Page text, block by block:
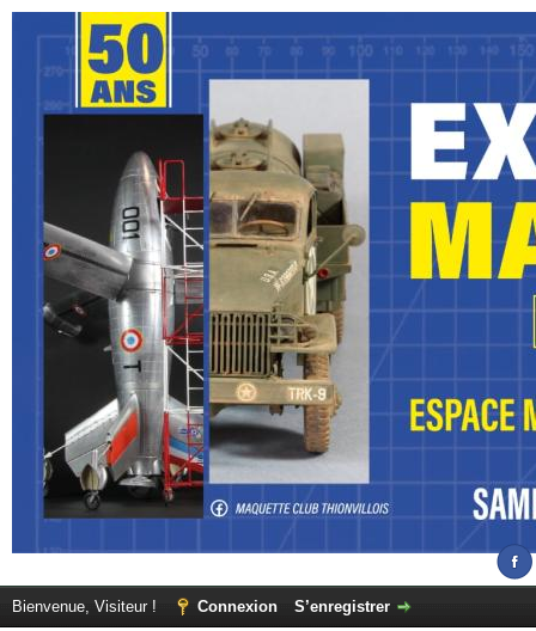
Bienvenue, Visiteur ! Connexion S’enregistrer